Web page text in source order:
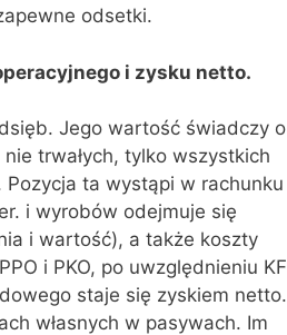
odsetki.
i zysku netto.
Jego wartość świadczy o
trwałych, tylko wszystkich
Pozycja ta wystąpi w rachunku
i wyrobów odejmuje się
i wartość), a także koszty
i PKO, po uwzględnieniu KF
staje się zyskiem netto.
własnych w pasywach. Im